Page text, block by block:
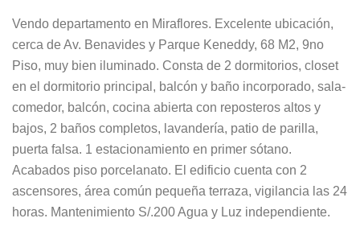
Vendo departamento en Miraflores. Excelente ubicación,
cerca de Av. Benavides y Parque Keneddy, 68 M2, 9no
Piso, muy bien iluminado. Consta de 2 dormitorios, closet
en el dormitorio principal, balcón y baño incorporado, sala-
comedor, balcón, cocina abierta con reposteros altos y
bajos, 2 baños completos, lavandería, patio de parilla,
puerta falsa. 1 estacionamiento en primer sótano.
Acabados piso porcelanato. El edificio cuenta con 2
ascensores, área común pequeña terraza, vigilancia las 24
horas. Mantenimiento S/.200 Agua y Luz independiente.